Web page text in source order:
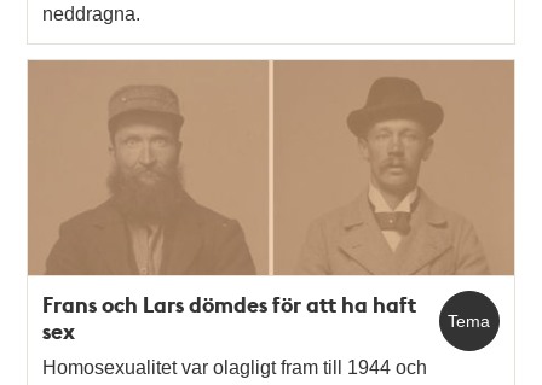
neddragna.
Tema
Frans och Lars dömdes för att ha haft
sex
Homosexualitet var olagligt fram till 1944 och